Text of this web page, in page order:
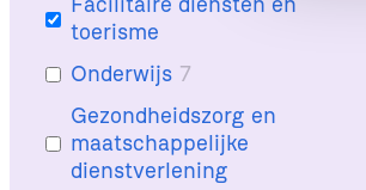
l
toerisme
Onderwijs 7
Gezondheidszorg en
maatschappelijke
dienstverlening